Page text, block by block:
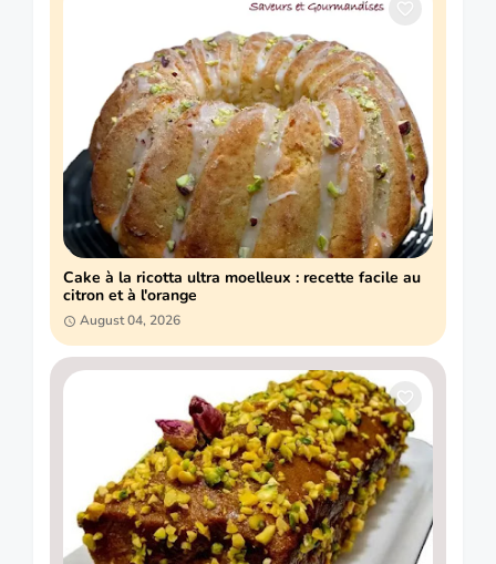
Cake à la ricotta ultra moelleux : recette facile au
citron et à l'orange
August 04, 2026